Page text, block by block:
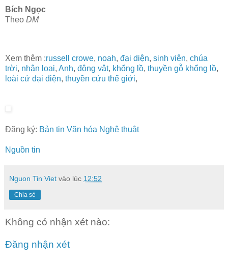
Bích Ngọc
Theo DM
Xem thêm :russell crowe, noah, đại diện, sinh viên, chúa
trời, nhân loại, Anh, động vật, khổng lồ, thuyền gỗ khổng lồ,
loài cử đại diện, thuyền cứu thế giới,
Đăng ký: Bản tin Văn hóa Nghệ thuật
Nguồn tin
Nguon Tin Viet vào lúc 12:52
Chia sẻ
Không có nhận xét nào:
Đăng nhận xét